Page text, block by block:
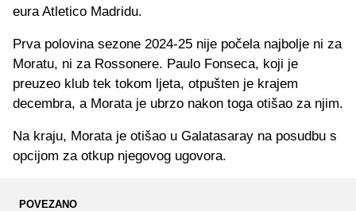
eura Atletico Madridu.
Prva polovina sezone 2024-25 nije počela najbolje ni za
Moratu, ni za Rossonere. Paulo Fonseca, koji je
preuzeo klub tek tokom ljeta, otpušten je krajem
decembra, a Morata je ubrzo nakon toga otišao za njim.
Na kraju, Morata je otišao u Galatasaray na posudbu s
opcijom za otkup njegovog ugovora.
POVEZANO